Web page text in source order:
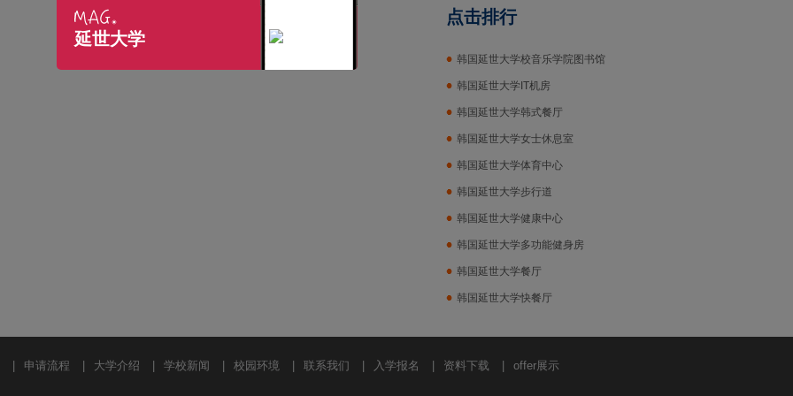
点击排行
韩国延世大学校音乐学院图书馆
韩国延世大学IT机房
韩国延世大学韩式餐厅
韩国延世大学女士休息室
韩国延世大学体育中心
韩国延世大学步行道
韩国延世大学健康中心
韩国延世大学多功能健身房
韩国延世大学餐厅
韩国延世大学快餐厅
申请流程 大学介绍 学校新闻 校园环境 联系我们 入学报名 资料下载 offer展示
延世大学